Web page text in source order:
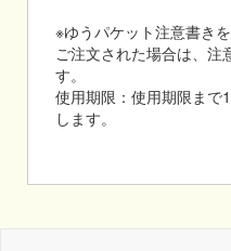
※ゆうパケット注意書き
ご注文された場合は、注
す。
使用期限：使用期限まで
します。